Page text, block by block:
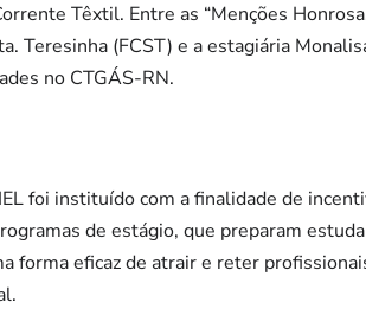
Têxtil. Entre as “Menções
Teresinha (FCST) e a estagiária
no CTGÁS-RN.
foi instituído com a finalidade de
de estágio, que preparam
forma eficaz de atrair e reter